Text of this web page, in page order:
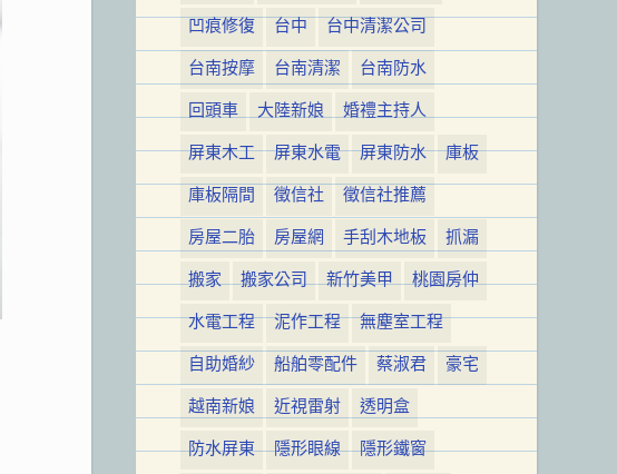
凹痕修復
台中
台中清潔公司
台南按摩
台南清潔
台南防水
回頭車
大陸新娘
婚禮主持人
屏東木工
屏東水電 屏東防水
庫板
庫板隔間
徵信社
徵信社推薦
房屋二胎
房屋網 手刮木地板
抓漏
搬家
搬家公司 新竹美甲
桃園房仲
水電工程
泥作工程
無塵室工程
自助婚紗
船舶零配件 蔡淑君
豪宅
越南新娘
近視雷射
透明盒
防水屏東
隱形眼線
隱形鐵窗